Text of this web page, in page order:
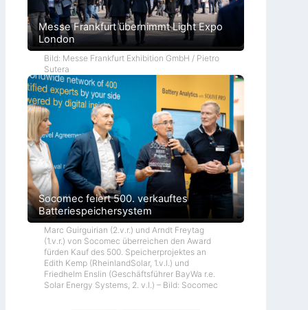
Messe Frankfurt übernimmt Light Expo
London
Bild: Messe Frankfurt Exhibition GmbH / Pietro
Sutera
Socomec feiert 500. verkauftes
Batteriespeichersystem
Marc Guirguirian (2.v.r.) und Arndt Freytag
(1.v.r.) von Socomec überreichen den Award
fürden Kauf des 500. Speicherprojektes an
Edith Kemp (RheinlandSolar, 1.v.l.) und
Friedhelm Enslin (Geschäftsführer BayWa r.e.
Solar Energy Systems, 2. v.l.) – Bild: Socomec